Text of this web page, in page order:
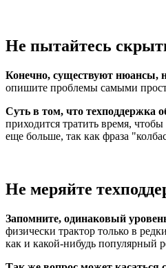
Не пытайтесь
Конечно, существуют нюансы,
опишите проблемы самыми
Суть в том, что техподдержка
приходится тратить время,
еще больше, так как фраза
Не меряйте
Запомните, одинаковый
физически трактор только в
как и какой-нибудь популярный